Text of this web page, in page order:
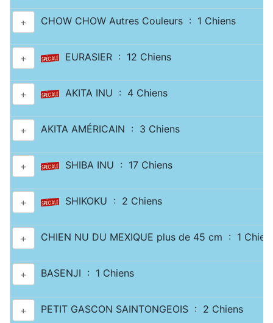
+ CHOW CHOW Autres Couleurs : 1 Chiens
+ EURASIER : 12 Chiens
+ AKITA INU : 4 Chiens
+ AKITA AMÉRICAIN : 3 Chiens
+ SHIBA INU : 17 Chiens
+ SHIKOKU : 2 Chiens
+ CHIEN NU DU MEXIQUE plus de 45 cm : 1
+ BASENJI : 1 Chiens
+ PETIT GASCON SAINTONGEOIS : 2 Chiens